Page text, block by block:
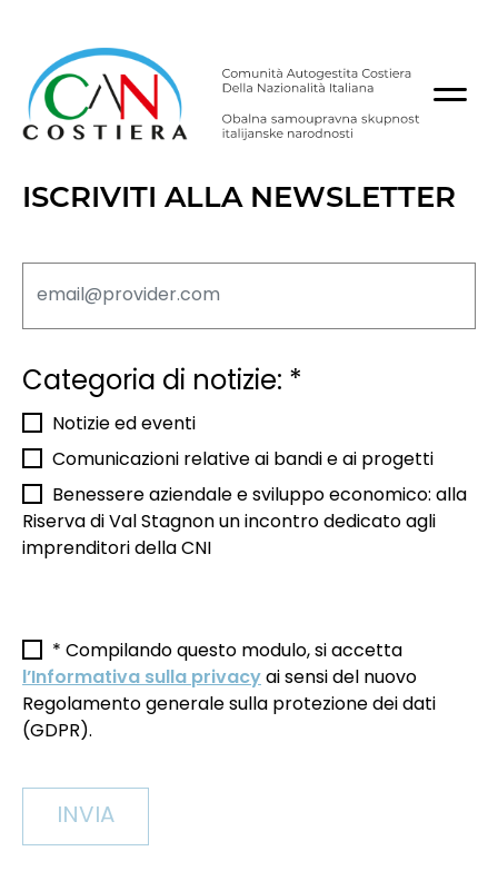
ISCRIVITI ALLA NEWSLETTER
Categoria di notizie: *
Notizie ed eventi
Comunicazioni relative ai bandi e ai progetti
Benessere aziendale e sviluppo economico: alla
Riserva di Val Stagnon un incontro dedicato agli
imprenditori della CNI
* Compilando questo modulo, si accetta
l’Informativa sulla privacy ai sensi del nuovo
Regolamento generale sulla protezione dei dati
(GDPR).